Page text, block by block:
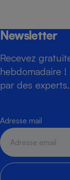
Newsletter
Recevez
hebdomadaire
par des experts.
Adresse mail